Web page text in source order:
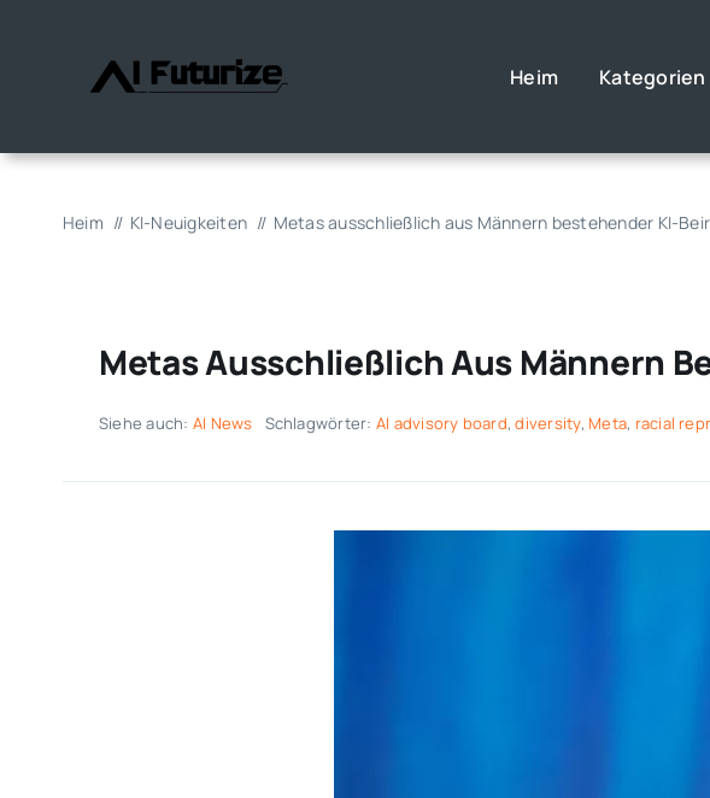
Heim Kategorien
Heim KI-Neuigkeiten Metas ausschließlich aus Männern bestehender KI-
Metas Ausschließlich Aus Männern
Siehe auch: AI News Schlagwörter: AI advisory board,diversity, Meta, racial